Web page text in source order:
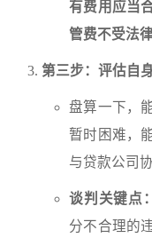
有费用应当
管费不受法
第三步：评估自
盘算一下，
暂时困难，
与贷款公司
谈判关键点：
分不合理的